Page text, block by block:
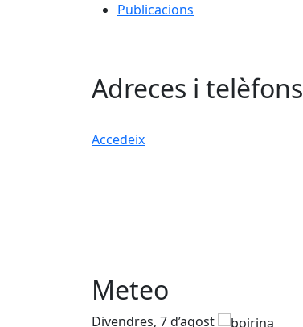
Publicacions
Adreces i telèfons
Accedeix
Meteo
Divendres, 7 d’agost